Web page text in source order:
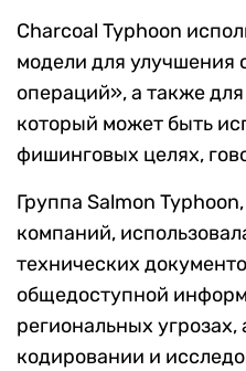
Charcoal Typhoon
модели для улучшения
операций», а также
который может быть
фишинговых целях,
Группа Salmon
компаний,
технических
общедоступной
региональных
кодировании и